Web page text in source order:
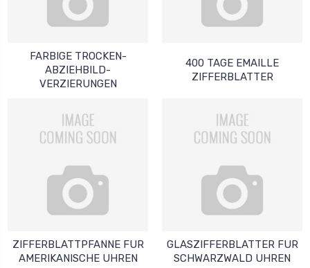
FARBIGE TROCKEN-
ABZIEHBILD-
VERZIERUNGEN
400 TAGE EMAILLE
ZIFFERBLATTER
ZIFFERBLATTPFANNE FUR
AMERIKANISCHE UHREN
GLASZIFFERBLATTER FUR
SCHWARZWALD UHREN